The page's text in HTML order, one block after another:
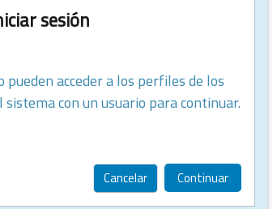
sesión
pueden acceder a los perfiles de los
sistema con un usuario para continuar.
Cancelar Continuar